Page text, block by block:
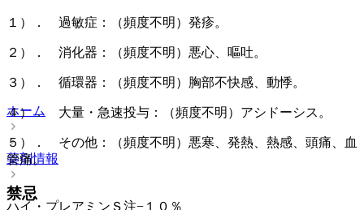
１）． 過敏症：（頻度不明）発疹。
２）． 消化器：（頻度不明）悪心、嘔吐。
３）． 循環器：（頻度不明）胸部不快感、動悸。
４）． 大量・急速投与：（頻度不明）アシドーシス。
５）． その他：（頻度不明）悪寒、発熱、熱感、頭痛、血
管痛。
禁忌
ホーム
薬剤情報
ハイ・プレアミンＳ注−１０％